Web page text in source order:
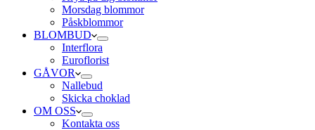
Morsdag blommor
Påskblommor
BLOMBUD
Interflora
Euroflorist
GÅVOR
Nallebud
Skicka choklad
OM OSS
Kontakta oss